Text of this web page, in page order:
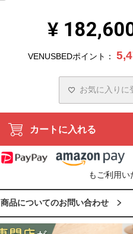
¥
VENUSBEDポイント：
お気に入りに
カートに入れる
もご利用い
商品についてのお問い合わせ